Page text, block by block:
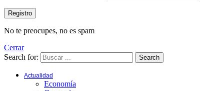
No te preocupes, no es spam
Cerrar
Search for:
Search
Actualidad
Economía